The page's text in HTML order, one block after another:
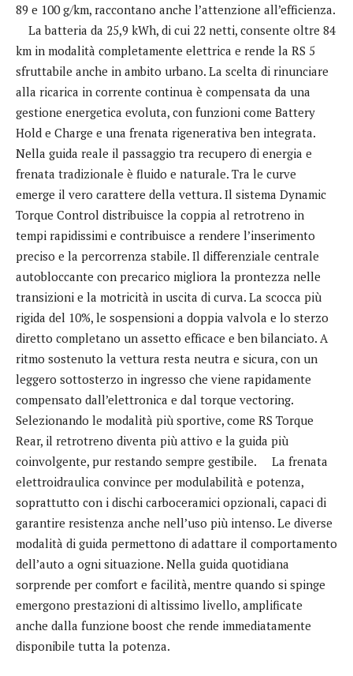
89 e 100 g/km, raccontano anche l’attenzione all’efficienza.
La batteria da 25,9 kWh, di cui 22 netti, consente oltre 84
km in modalità completamente elettrica e rende la RS 5
sfruttabile anche in ambito urbano. La scelta di rinunciare
alla ricarica in corrente continua è compensata da una
gestione energetica evoluta, con funzioni come Battery
Hold e Charge e una frenata rigenerativa ben integrata.
Nella guida reale il passaggio tra recupero di energia e
frenata tradizionale è fluido e naturale. Tra le curve
emerge il vero carattere della vettura. Il sistema Dynamic
Torque Control distribuisce la coppia al retrotreno in
tempi rapidissimi e contribuisce a rendere l’inserimento
preciso e la percorrenza stabile. Il differenziale centrale
autobloccante con precarico migliora la prontezza nelle
transizioni e la motricità in uscita di curva. La scocca più
rigida del 10%, le sospensioni a doppia valvola e lo sterzo
diretto completano un assetto efficace e ben bilanciato. A
ritmo sostenuto la vettura resta neutra e sicura, con un
leggero sottosterzo in ingresso che viene rapidamente
compensato dall’elettronica e dal torque vectoring.
Selezionando le modalità più sportive, come RS Torque
Rear, il retrotreno diventa più attivo e la guida più
coinvolgente, pur restando sempre gestibile. La frenata
elettroidraulica convince per modulabilità e potenza,
soprattutto con i dischi carboceramici opzionali, capaci di
garantire resistenza anche nell’uso più intenso. Le diverse
modalità di guida permettono di adattare il comportamento
dell’auto a ogni situazione. Nella guida quotidiana
sorprende per comfort e facilità, mentre quando si spinge
emergono prestazioni di altissimo livello, amplificate
anche dalla funzione boost che rende immediatamente
disponibile tutta la potenza.